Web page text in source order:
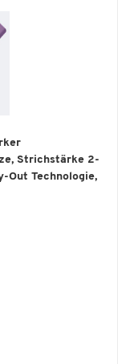
Strichstärke 2-
Out Technologie,